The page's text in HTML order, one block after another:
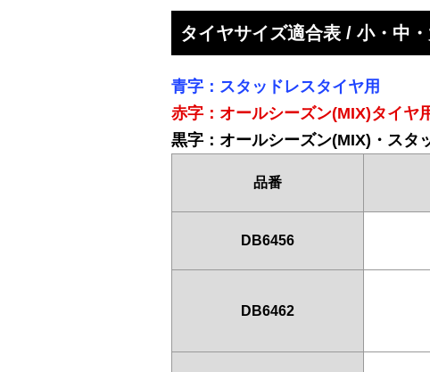
タイヤサイズ適合表 / 小・中
青字：スタッドレスタイヤ用
赤字：オールシーズン(MIX)タイヤ
黒字：オールシーズン(MIX)・スタ
品番
DB6456
DB6462